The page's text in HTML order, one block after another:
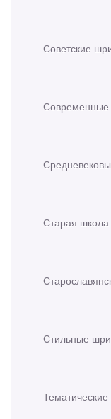
Советские
Старая школа
Стильные